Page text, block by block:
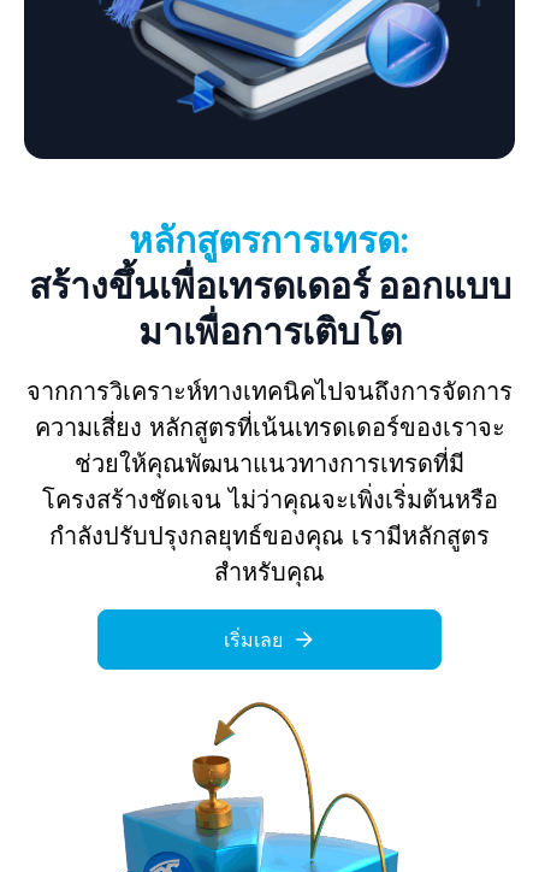
หลักสูตรการเทรด:
สร้างขึ้นเพื่อเทรดเดอร์ ออกแบบ
มาเพื่อการเติบโต
จากการวิเคราะห์ทางเทคนิคไปจนถึงการจัดการ
ความเสี่ยง หลักสูตรที่เน้นเทรดเดอร์ของเราจะ
ช่วยให้คุณพัฒนาแนวทางการเทรดที่มี
โครงสร้างชัดเจน ไม่ว่าคุณจะเพิ่งเริ่มต้นหรือ
กำลังปรับปรุงกลยุทธ์ของคุณ เรามีหลักสูตร
สำหรับคุณ
เริ่มเลย